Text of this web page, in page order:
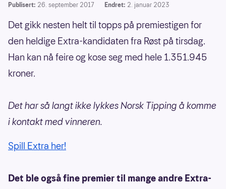
Publisert: 26. september 2017 Endret: 2. januar 2023
Det gikk nesten helt til topps på premiestigen for
den heldige Extra-kandidaten fra Røst på tirsdag.
Han kan nå feire og kose seg med hele 1.351.945
kroner.
Det har så langt ikke lykkes Norsk Tipping å komme
i kontakt med vinneren.
Spill Extra her!
Det ble også fine premier til mange andre Extra-